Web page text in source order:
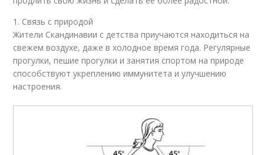
1. Связь с природой
Жители Скандинавии с детства приучаются находиться на
свежем воздухе, даже в холодное время года. Регулярные
прогулки, пешие прогулки и занятия спортом на природе
способствуют укреплению иммунитета и улучшению
настроения.